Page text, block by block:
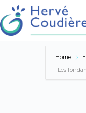
Coaching
Home
– Les